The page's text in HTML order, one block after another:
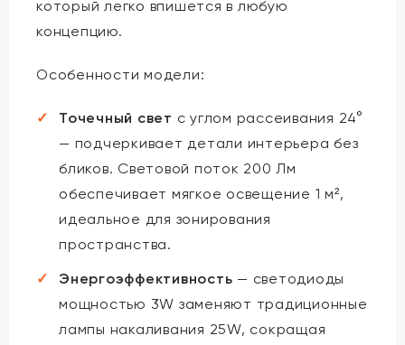
который легко впишется в любую
концепцию.
Особенности модели:
Точечный свет с углом рассеивания 24°
— подчеркивает детали интерьера без
бликов. Световой поток 200 Лм
обеспечивает мягкое освещение 1 м²,
идеальное для зонирования
пространства.
Энергоэффективность — светодиоды
мощностью 3W заменяют традиционные
лампы накаливания 25W, сокращая